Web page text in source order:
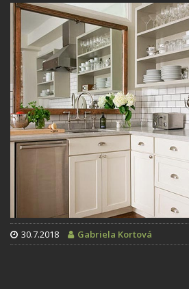
30.7.2018 Gabriela Kortová